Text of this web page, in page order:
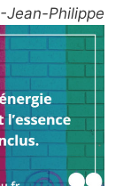
-Jean-Philippe